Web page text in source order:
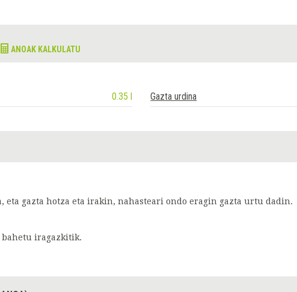
ANOAK KALKULATU
0.35 l Gazta urdina
eta gazta hotza eta irakin, nahasteari ondo eragin gazta urtu dadin.
bahetu iragazkitik.